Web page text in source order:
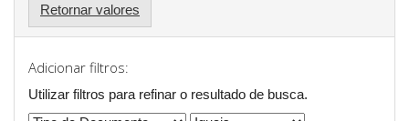
Retornar valores
Adicionar filtros:
Utilizar filtros para refinar o resultado de busca.